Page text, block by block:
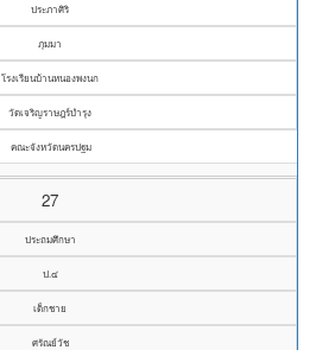
ประภาศิริ
ภุมมา
โรงเรียนบ้านหนองพงนก
วัดเจริญราษฎร์บำรุง
คณะจังหวัดนครปฐม
27
ประถมศึกษา
ป.๔
เด็กชาย
ศรัณย์วัช